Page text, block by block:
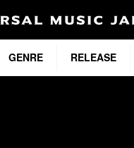
GENRE RELEASE